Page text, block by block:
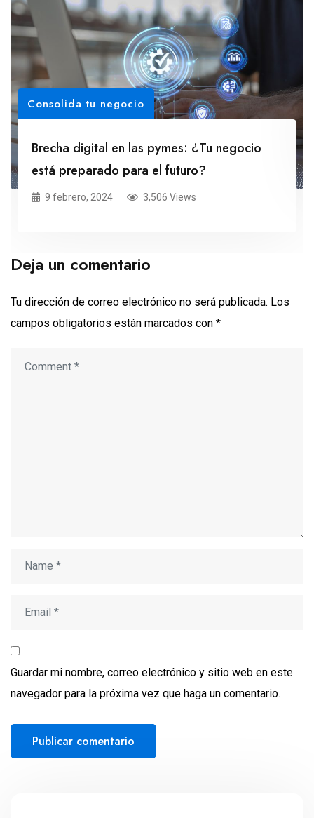
Consolida tu negocio
Brecha digital en las pymes: ¿Tu negocio
está preparado para el futuro?
9 febrero, 2024 3,506 Views
Deja un comentario
Tu dirección de correo electrónico no será publicada. Los
campos obligatorios están marcados con *
Guardar mi nombre, correo electrónico y sitio web en este
navegador para la próxima vez que haga un comentario.